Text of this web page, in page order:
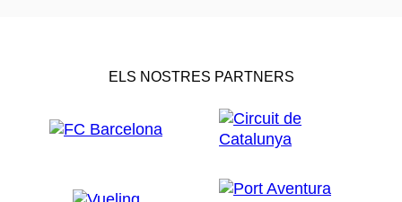
ELS NOSTRES PARTNERS